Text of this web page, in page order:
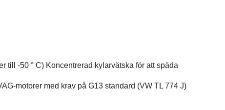
till -50 ° C) Koncentrerad kylarvätska för att späda
motorer med krav på G13 standard (VW TL 774 J)